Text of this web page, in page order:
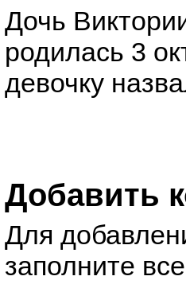
Дочь
родилась 3
девочку
Добавить
Для
заполните